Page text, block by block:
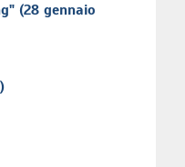
(28 gennaio